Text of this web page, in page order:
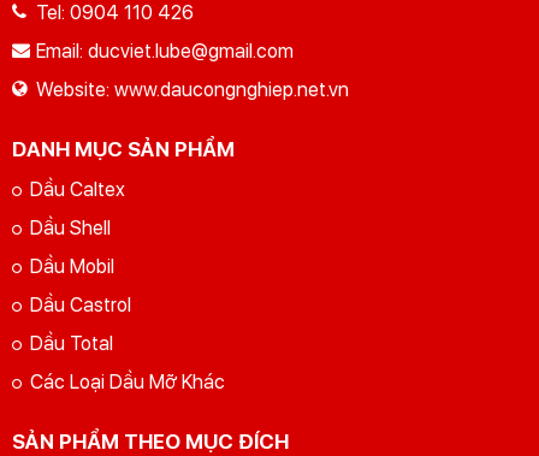
GỬI YÊU CẦU
Tel: 0904 110 426
Email: ducviet.lube@gmail.com
Website: www.daucongnghiep.net.vn
DANH MỤC SẢN PHẨM
Dầu Caltex
Dầu Shell
Dầu Mobil
Dầu Castrol
Dầu Total
Các Loại Dầu Mỡ Khác
SẢN PHẨM THEO MỤC ĐÍCH